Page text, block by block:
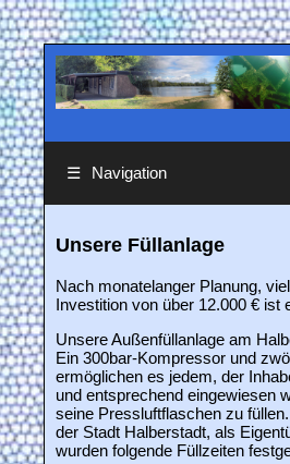
☰ Navigation
Unsere Füllanlage
Nach monatelanger Planung,
Investition von über 12.000 € ist
Unsere Außenfüllanlage am
Ein 300bar-Kompressor und
ermöglichen es jedem, der
und entsprechend eingewiesen
seine Pressluftflaschen zu
der Stadt Halberstadt, als
wurden folgende Füllzeiten